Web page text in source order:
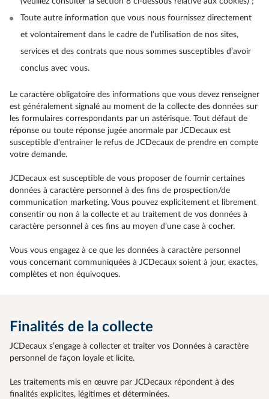
Toute autre information que vous nous fournissez directement
et volontairement dans le cadre de l’utilisation de nos sites,
services et des contrats que nous sommes susceptibles d’avoir
conclus avec vous.
Le caractère obligatoire des informations que vous devez renseigner
est généralement signalé au moment de la collecte des données sur
les formulaires correspondants par un astérisque. Tout défaut de
réponse ou toute réponse jugée anormale par JCDecaux est
susceptible d'entrainer le refus de JCDecaux de prendre en compte
votre demande.
JCDecaux est susceptible de vous proposer de fournir certaines
données à caractère personnel à des fins de prospection/de
communication marketing. Vous pouvez explicitement et librement
consentir ou non à la collecte et au traitement de vos données à
caractère personnel à ces fins au moyen d’une case à cocher.
Vous vous engagez à ce que les données à caractère personnel
vous concernant communiquées à JCDecaux soient à jour, exactes,
complètes et non équivoques.
Finalités de la collecte
JCDecaux s’engage à collecter et traiter vos Données à caractère
personnel de façon loyale et licite.
Les traitements mis en œuvre par JCDecaux répondent à des
finalités explicites, légitimes et déterminées.